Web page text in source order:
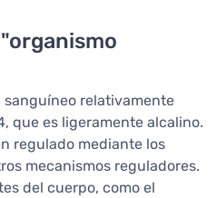
sanguíneo relativamente
que es ligeramente alcalino.
regulado mediante los
mecanismos reguladores.
del cuerpo, como el